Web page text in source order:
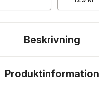
Beskrivning
Produktinformation